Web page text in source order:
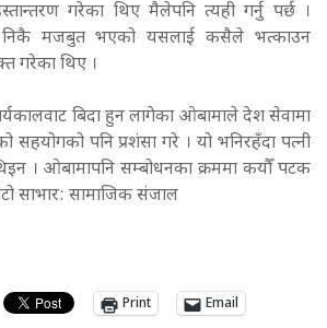
गरेका थिए मैलेपनि त्यही गर्नु पर्छ ।
निकै मजबुत भएको यसलाई कसैले भत्काउन
गरेका थिए ।
बिदा हुन लागेका ओबामाले देश सेवामा
सहयोगको पनि प्रशंसा गरे । यो भनिरहँदा पत्नी
। ओबामापनि सम्बोधनका क्रममा कयौँ पटक
साभार: सामाजिक संजाल
Print Email